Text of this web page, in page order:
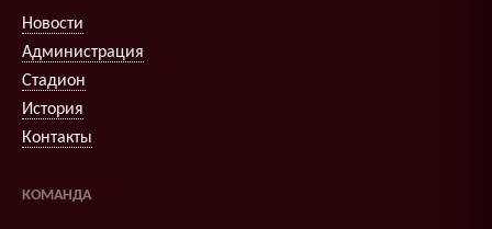
Новости
Администрация
Стадион
История
Контакты
КОМАНДА